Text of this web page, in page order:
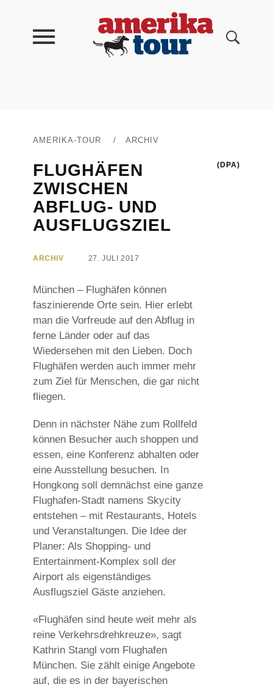
AMERIKA-TOUR / ARCHIV
FLUGHÄFEN
ZWISCHEN
ABFLUG- UND
AUSFLUGSZIEL
(DPA)
ARCHIV 27. JULI 2017
München – Flughäfen können
faszinierende Orte sein. Hier erlebt
man die Vorfreude auf den Abflug in
ferne Länder oder auf das
Wiedersehen mit den Lieben. Doch
Flughäfen werden auch immer mehr
zum Ziel für Menschen, die gar nicht
fliegen.
Denn in nächster Nähe zum Rollfeld
können Besucher auch shoppen und
essen, eine Konferenz abhalten oder
eine Ausstellung besuchen. In
Hongkong soll demnächst eine ganze
Flughafen-Stadt namens Skycity
entstehen – mit Restaurants, Hotels
und Veranstaltungen. Die Idee der
Planer: Als Shopping- und
Entertainment-Komplex soll der
Airport als eigenständiges
Ausflugsziel Gäste anziehen.
«Flughäfen sind heute weit mehr als
reine Verkehrsdrehkreuze», sagt
Kathrin Stangl vom Flughafen
München. Sie zählt einige Angebote
auf, die es in der bayerischen